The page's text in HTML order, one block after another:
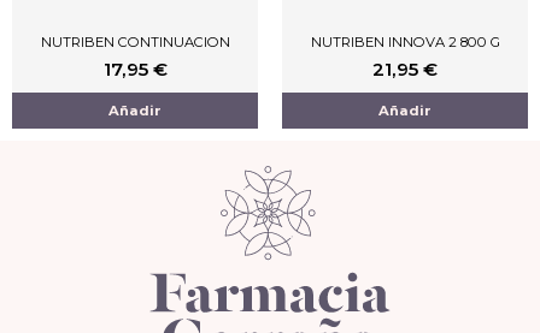
NUTRIBEN CONTINUACION
17,95 €
Añadir
NUTRIBEN INNOVA 2 800 G
21,95 €
Añadir